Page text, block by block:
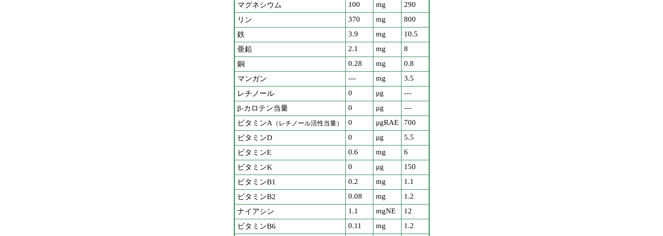
マグネシウム
100 mg
290
リン
370 mg
800
鉄
3.9 mg
10.5
亜鉛
2.1 mg
8
銅
0.28 mg
0.8
マンガン
--- mg
3.5
レチノール
0 μg
---
β-カロテン当量
0 μg
---
ビタミンA（レチノール活性当量） 0 μgRAE
700
ビタミンD
0 μg
5.5
ビタミンE
0.6 mg
6
ビタミンK
0 μg
150
ビタミンB1
0.2 mg
1.1
ビタミンB2
0.08 mg
1.2
ナイアシン
1.1 mgNE
12
ビタミンB6
0.11 mg
1.2